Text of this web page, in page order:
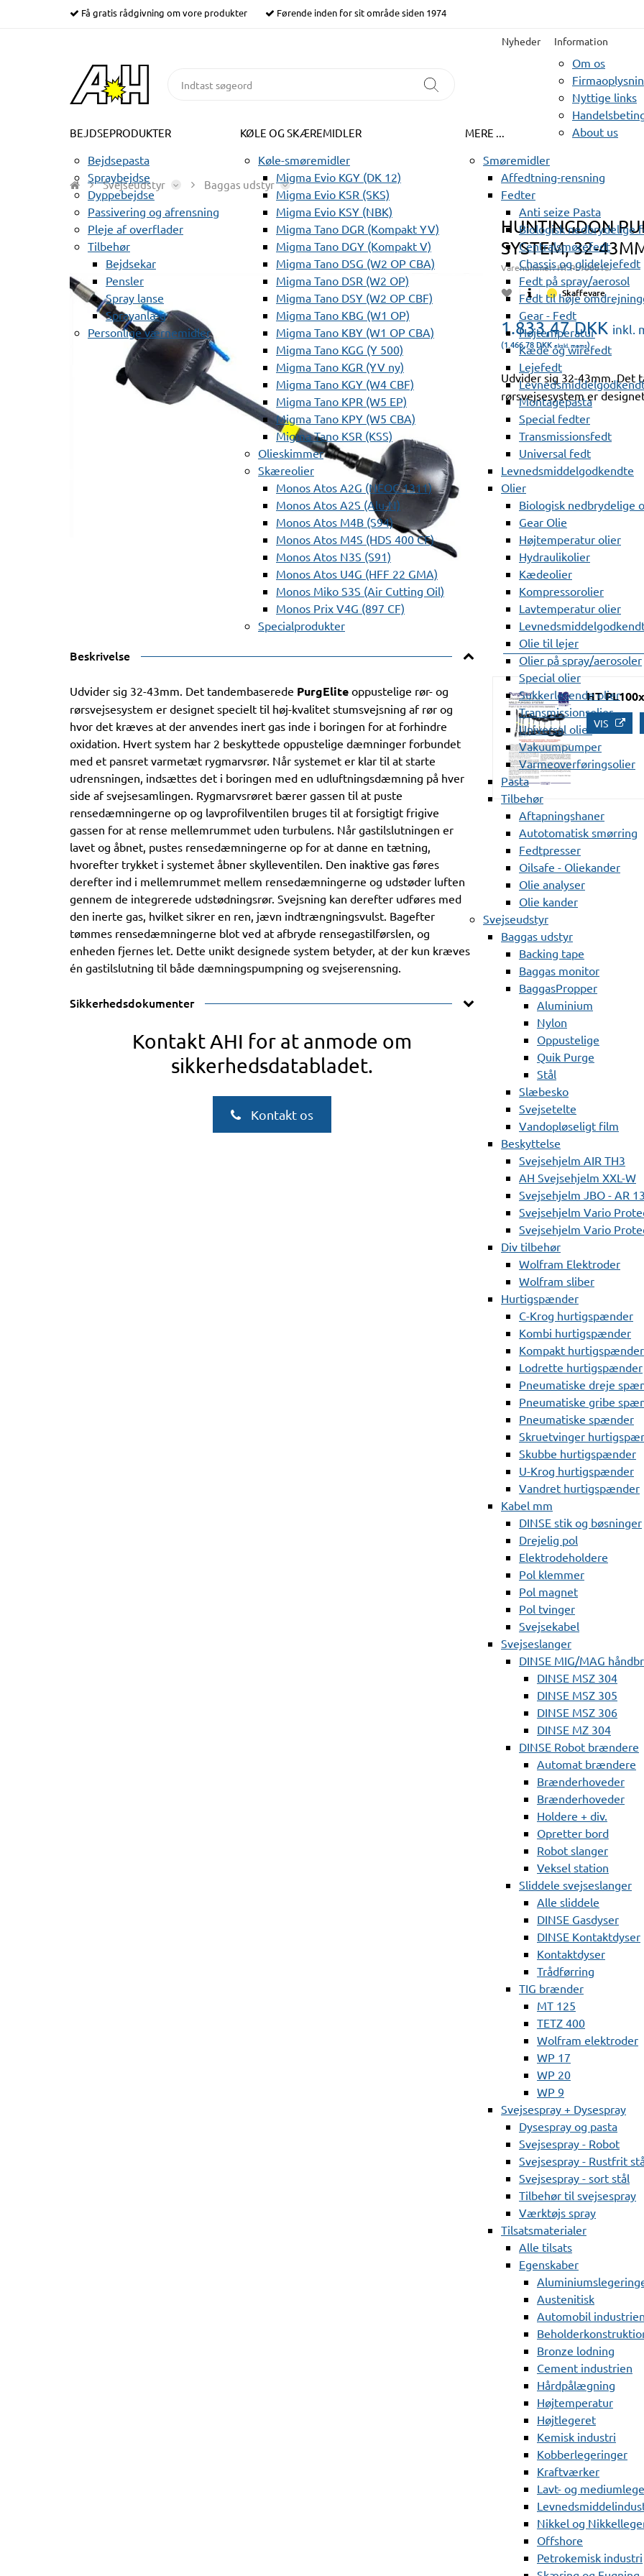
Få gratis rådgivning om vore produkter Førende inden for sit område siden 1974
Nyheder Information
Om os
Nyttige links
About us
BEJDSEPRODUKTER
Bejdsepasta
Spraybejdse
Dyppebejdse
Passivering og afrensning
Pleje af overflader
Tilbehør
Bejdsekar
Pensler
Spray lanse
Sprayanlæg
Personlige værnemidler
KØLE OG SKÆREMIDLER
Køle-smøremidler
Migma Evio KGY (DK 12)
Migma Evio KSR (SKS)
Migma Evio KSY (NBK)
Migma Tano DGR (Kompakt YV)
Migma Tano DGY (Kompakt V)
Migma Tano DSG (W2 OP CBA)
Migma Tano DSR (W2 OP)
Migma Tano DSY (W2 OP CBF)
Migma Tano KBG (W1 OP)
Migma Tano KBY (W1 OP CBA)
Migma Tano KGG (Y 500)
Migma Tano KGR (YV ny)
Migma Tano KGY (W4 CBF)
Migma Tano KPR (W5 EP)
Migma Tano KPY (W5 CBA)
Migma Tano KSR (KSS)
Olieskimmer
Skæreolier
Monos Atos A2G (NEOC 1311)
Monos Atos A2S (Alu-N)
Monos Atos M4B (S94)
Monos Atos M4S (HDS 400 CF)
Monos Atos N3S (S91)
Monos Atos U4G (HFF 22 GMA)
Monos Miko S3S (Air Cutting Oil)
Monos Prix V4G (897 CF)
Specialprodukter
MERE ...
Smøremidler
Affedtning-rensning
Fedter
Anti seize Pasta
Biologisk nedbrydelige
Centralsmørefedt
Chassis og glidelejefedt
Fedt på spray/aerosol
Fedt til høje
Gear - Fedt
Højtemperatur
Kæde og wirefedt
Lejefedt
Montagepasta
Special fedter
Transmissionsfedt
Universal fedt
Levnedsmiddelgodkendte
Olier
Biologisk nedbrydelige
Gear Olie
Højtemperatur olier
Hydraulikolier
Kædeolier
Kompressorolier
Lavtemperatur olier
Olie til lejer
Olier på spray/aerosoler
Special olier
Sukkerløsende olier
Transmissionsolier
Universal olier
Vakuumpumper
Varmeoverføringsolier
Pasta
Tilbehør
Aftapningshaner
Autotomatisk smørring
Fedtpresser
Oilsafe - Oliekander
Olie analyser
Olie kander
Svejseudstyr
Baggas udstyr
Backing tape
Baggas monitor
BaggasPropper
Aluminium
Nylon
Oppustelige
Quik Purge
Stål
Slæbesko
Svejsetelte
Vandopløseligt film
Beskyttelse
Svejsehjelm AIR TH3
AH Svejsehjelm XXL-W
Svejsehjelm JBO - AR
Svejsehjelm Vario
Svejsehjelm Vario
Div tilbehør
Wolfram Elektroder
Wolfram sliber
Hurtigspænder
C-Krog hurtigspænder
Kombi hurtigspænder
Kompakt hurtigspænder
Lodrette hurtigspænder
Pneumatiske dreje
Pneumatiske gribe
Pneumatiske spænder
Skruetvinger
Skubbe hurtigspænder
U-Krog hurtigspænder
Vandret hurtigspænder
Kabel mm
DINSE stik og bøsninger
Drejelig pol
Elektrodeholdere
Pol klemmer
Pol magnet
Pol tvinger
Svejsekabel
Svejseslanger
DINSE MIG/MAG
DINSE MSZ 304
DINSE MSZ 305
DINSE MSZ 306
DINSE MZ 304
DINSE Robot brændere
Automat brændere
Brænderhoveder
Brænderhoveder
Holdere + div.
Opretter bord
Robot slanger
Veksel station
Sliddele svejseslanger
Alle sliddele
DINSE Gasdyser
DINSE Kontaktdyser
Kontaktdyser
Trådførring
TIG brænder
MT 125
TETZ 400
Wolfram elektroder
WP 17
WP 20
WP 9
Svejsespray + Dysespray
Dysespray og pasta
Svejsespray - Robot
Svejsespray - Rustfrit
Svejsespray - sort stål
Tilbehør til svejsespray
Værktøjs spray
Tilsatsmaterialer
Alle tilsats
Egenskaber
Austenitisk
Automobil industrien
Bronze lodning
Cement industrien
Hårdpålægning
Højtemperatur
Højtlegeret
Kemisk industri
Kobberlegeringer
Kraftværker
Lavt- og
Nikkel og
Offshore
Petrokemisk industri
Svejseudstyr Baggas udstyr
HUNTINGDON
SYSTEM, 32-
Varenummer:HT PL100015
Skaffevare
1.833,47DKK inkl.
(1.466,78 DKK ekskl. moms)
Udvider sig 32-43mm. Det
rørsvejsesystem er
Beskrivelse
Udvider sig 32-43mm. Det tandembaserede PurgElite oppustelige rør- og
rørsvejsesystem er designet specielt til høj-kvalitet stumsvejsning af rør og
hvor det kræves at der anvendes inert gas inde i boringen for at forhindre
oxidation. Hvert system har 2 beskyttede oppustelige dæmninger forbundet
med et pansret varmetæt rygmarvsrør. Når systemet er klar til at starte
udrensningen, indsættes det i boringen med en udluftningsdæmning på hver
side af svejsesamlingen. Rygmarvsrøret bærer gassen til at puste
rensedæmningerne op og lavprofilventilen bruges til at forsigtigt frigive
gassen for at rense mellemrummet uden turbulens. Når gastilslutningen er
lavet og åbnet, pustes rensedæmningerne op for at danne en tætning,
hvorefter trykket i systemet åbner skylleventilen. Den inaktive gas føres
derefter ind i mellemrummet mellem rensedæmningerne og udstøder luften
gennem de integrerede udstødningsrør. Svejsning kan derefter udføres med
den inerte gas, hvilket sikrer en ren, jævn indtrængningsvulst. Bagefter
tømmes rensedæmningerne blot ved at afbryde rensegastilførslen, og
enheden fjernes let. Dette unikt designede system betyder, at der kun kræves
én gastilslutning til både dæmningspumpning og svejserensning.
HT
VIS
Sikkerhedsdokumenter
Kontakt AHI for at anmode om
sikkerhedsdatabladet.
Kontakt os